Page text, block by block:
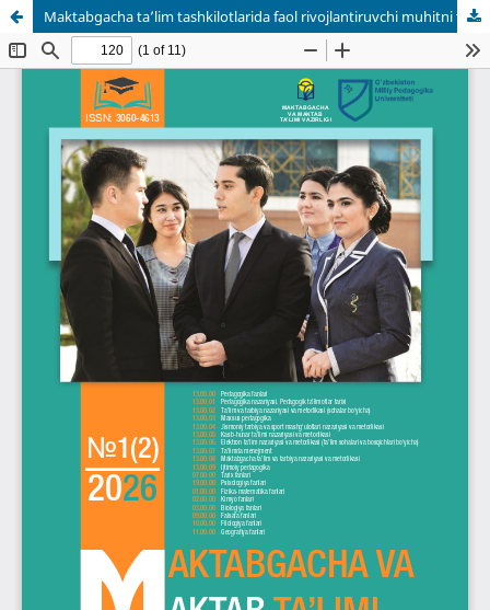
Maktabgacha ta’lim tashkilotlarida faol rivojlantiruvchi muhitni tashkil etishda STEAM ta’lim texnologiyasidan foydalanish